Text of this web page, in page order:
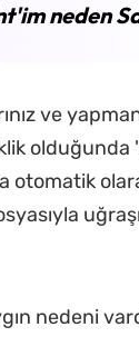
neden
ve
olduğunda '
otomatik
nedeni